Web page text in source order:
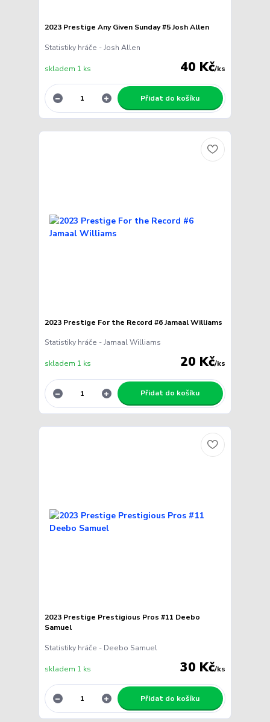
2023 Prestige Any Given Sunday #5 Josh Allen
Statistiky hráče - Josh Allen
40 Kč/ks
skladem 1 ks
Přidat do košíku
2023 Prestige For the Record #6 Jamaal Williams
Statistiky hráče - Jamaal Williams
20 Kč/ks
skladem 1 ks
Přidat do košíku
2023 Prestige Prestigious Pros #11 Deebo
Samuel
Statistiky hráče - Deebo Samuel
30 Kč/ks
skladem 1 ks
Přidat do košíku